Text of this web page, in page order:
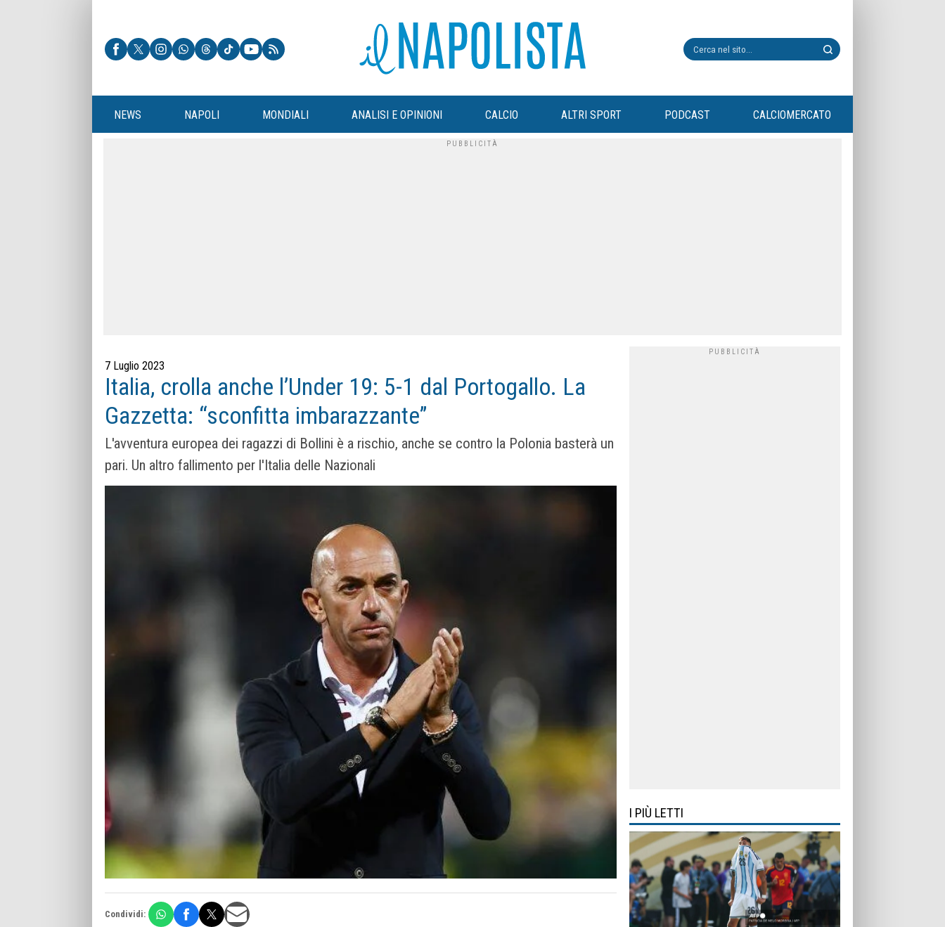
NEWS NAPOLI MONDIALI ANALISI E OPINIONI CALCIO ALTRI SPORT PODCAST CALCIOMERCATO
7 Luglio 2023
Italia, crolla anche l’Under 19: 5-1 dal Portogallo. La
Gazzetta: “sconfitta imbarazzante”
L'avventura europea dei ragazzi di Bollini è a rischio, anche se contro la Polonia basterà un
pari. Un altro fallimento per l'Italia delle Nazionali
Condividi:
I PIÙ LETTI